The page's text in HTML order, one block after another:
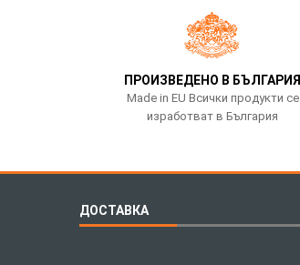
ПРОИЗВЕДЕНО В БЪЛГАРИЯ
Made in EU Всички продукти се
изработват в България
ДОСТАВКА